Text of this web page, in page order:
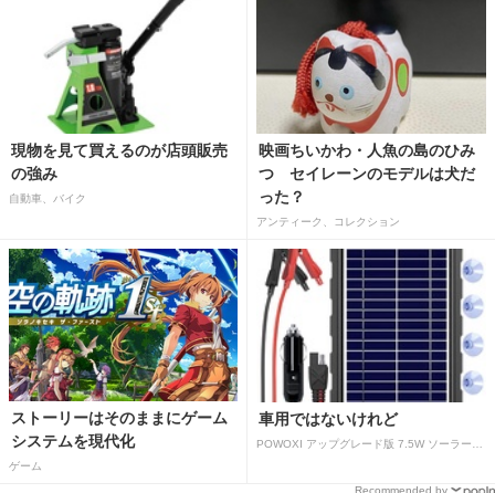
現物を見て買えるのが店頭販売
の強み
自動車、バイク
映画ちいかわ・人魚の島のひみ
つ セイレーンのモデルは犬だ
った？
アンティーク、コレクション
ストーリーはそのままにゲーム
システムを現代化
ゲーム
車用ではないけれど
Recommended by